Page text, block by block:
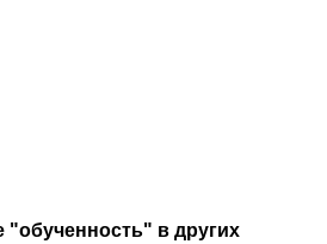
"обученность" в других